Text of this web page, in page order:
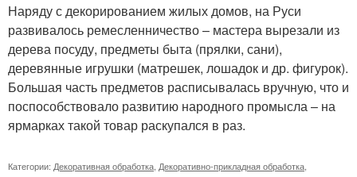
Наряду с декорированием жилых домов, на Руси
развивалось ремесленничество – мастера вырезали из
дерева посуду, предметы быта (прялки, сани),
деревянные игрушки (матрешек, лошадок и др. фигурок).
Большая часть предметов расписывалась вручную, что и
поспособствовало развитию народного промысла – на
ярмарках такой товар раскупался в раз.
Категории: Декоративная обработка Декоративно-прикладная обработка